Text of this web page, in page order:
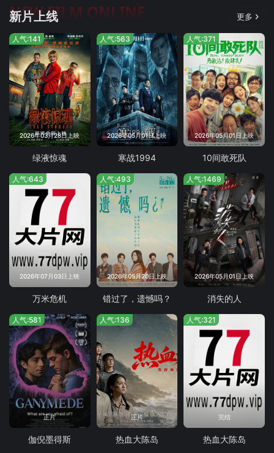
新片上线
NEW FILM ONLINE 更多
2026年03月28日上映
人气:141
绿液惊魂
2026年05月01日上映
人气:563
寒战1994
2026年05月01日上映
人气:371
10间敢死队
2026年07月03日上映
人气:643
万米危机
2026年05月20日上映
人气:493
错过了，遗憾吗？
2026年05月01日上映
人气:1469
消失的人
正片
人气:581
伽倪墨得斯
正片
人气:136
热血大陈岛
完结
人气:321
热血大陈岛